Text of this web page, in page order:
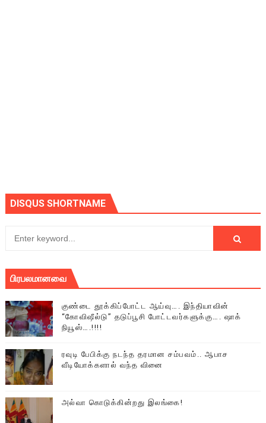
DISQUS SHORTNAME
பிரபலமானவை
குண்டை தூக்கிப்போட்ட ஆய்வு…. இந்தியாவின்
“கோவிஷீல்டு” தடுப்பூசி போட்டவர்களுக்கு…. ஷாக்
நியூஸ்….!!!!
ரவுடி பேபிக்கு நடந்த தரமான சம்பவம்.. ஆபாச
வீடியோக்களால் வந்த வினை
அல்வா கொடுக்கின்றது இலங்கை!